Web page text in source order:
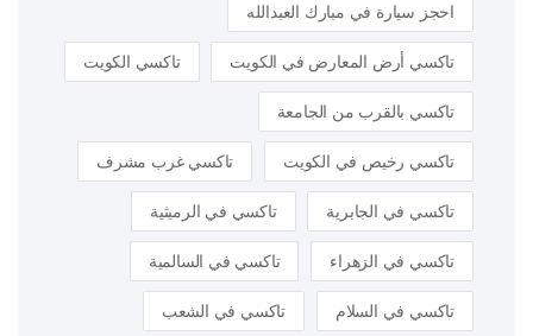
احجز سيارة في مبارك العبدالله
تاكسي أرض المعارض في الكويت تاكسي الكويت
تاكسي بالقرب من الجامعة
تاكسي رخيص في الكويت تاكسي غرب مشرف
تاكسي في الجابرية تاكسي في الرميثية
تاكسي في الزهراء تاكسي في السالمية
تاكسي في السلام تاكسي في الشعب